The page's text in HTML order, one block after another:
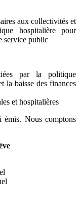
aux collectivités et
hospitalière pour
service public
par la politique
la baisse des finances
et hospitalières
émis. Nous comptons